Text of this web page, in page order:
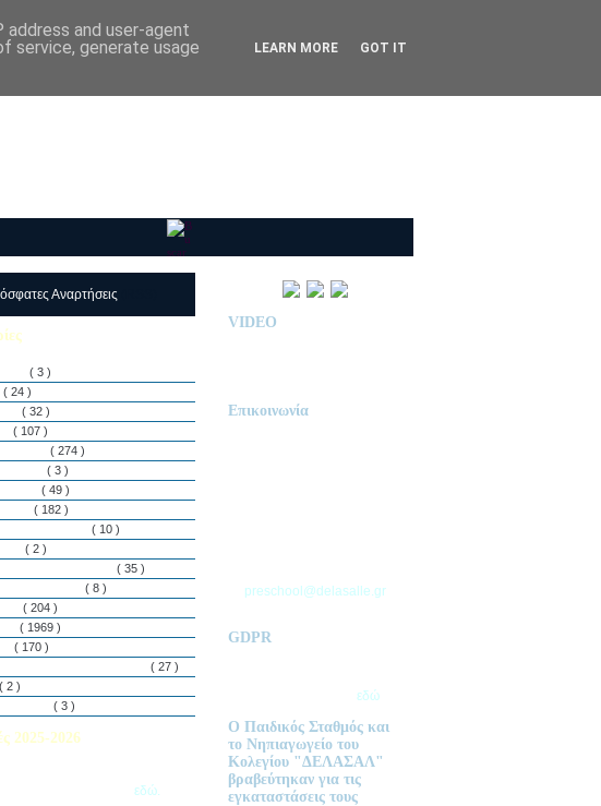
Αναρτήσεις
( 3 )
( 24 )
( 32 )
( 107 )
( 274 )
( 3 )
( 49 )
( 182 )
( 10 )
( 2 )
( 35 )
( 8 )
( 204 )
( 1969 )
( 170 )
( 27 )
( 2 )
( 3 )
2025-2026
εδώ.
VIDEO
Επικοινωνία
preschool@delasalle.gr
GDPR
εδώ
Ο Παιδικός Σταθμός και
το Νηπιαγωγείο του
Κολεγίου "ΔΕΛΑΣΑΛ"
βραβεύτηκαν για τις
εγκαταστάσεις τους
and user-agent
service, generate usage
LEARN MORE GOT IT